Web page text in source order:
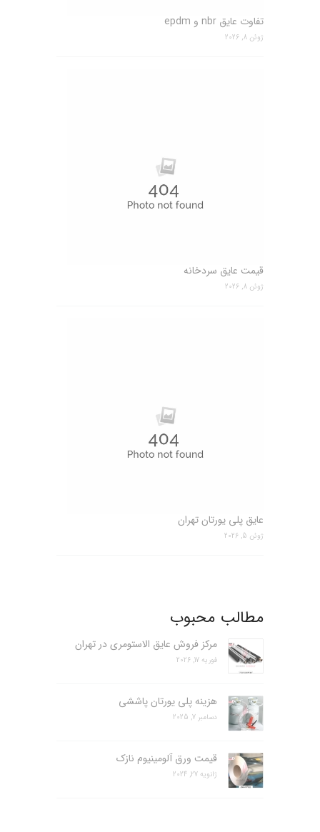
تفاوت عایق nbr و epdm
ژوئن 8, 2026
قیمت عایق سردخانه
ژوئن 8, 2026
عایق پلی یورتان تهران
ژوئن 5, 2026
مطالب محبوب
مرکز فروش عایق الاستومری در تهران
فوریه 17, 2026
هزینه پلی یورتان پاششی
دسامبر 7, 2025
قیمت ورق آلومینیوم نازک
ژانویه 27, 2024